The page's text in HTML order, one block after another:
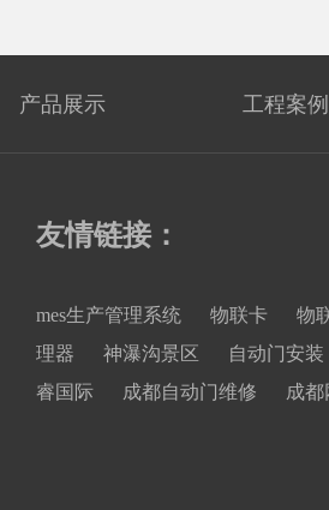
产品展示 工程案例
友情链接：
mes生产管理系统 物联卡 物
理器
神瀑沟景区 自动门安装
睿国际
成都自动门维修 成都